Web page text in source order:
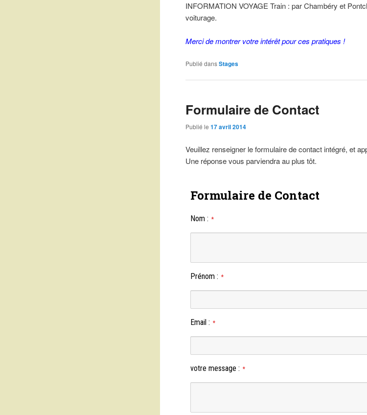
INFORMATION VOYAGE Train : par Chambéry et
voiturage.
Merci de montrer votre intérêt pour ces pratiques !
Publié dans Stages
Formulaire de Contact
Publié le17 avril 2014
Veuillez renseigner le formulaire de contact intégré, et
Une réponse vous parviendra au plus tôt.
Formulaire de Contact
Nom : *
Prénom : *
Email : *
votre message : *